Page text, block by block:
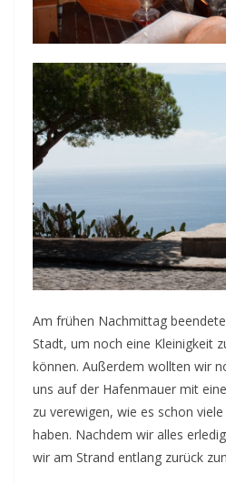
Am frühen Nachmittag
Stadt, um noch eine Kleinigkeit
können. Außerdem wollten wir
uns auf der Hafenmauer mit
zu verewigen, wie es schon
haben. Nachdem wir alles
wir am Strand entlang zurück